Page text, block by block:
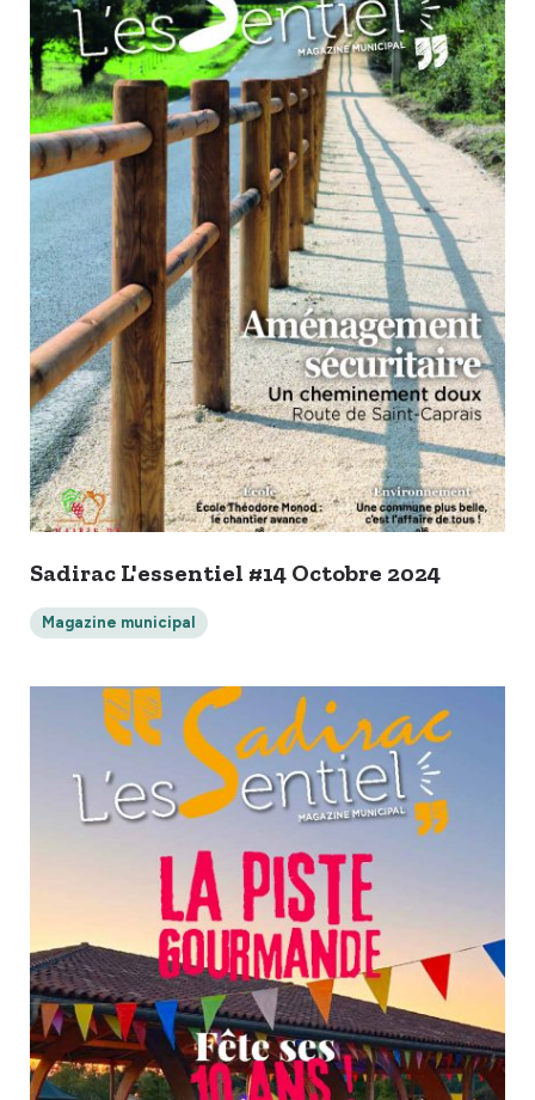
Sadirac L'essentiel #14 Octobre 2024
Magazine municipal